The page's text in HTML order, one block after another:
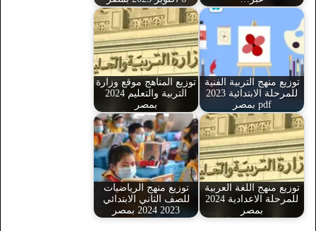
توزيع منهج التربية الفنية
للمرحلة الابتدائية 2023
pdf بمصر
توزيع المناهج موقع وزارة
التربية والتعليم 2024
بمصر
توزيع منهج اللغة العربية
للمرحلة الاعدادية 2024
بمصر
توزيع منهج الرياضيات
للصف الثاني الابتدائي
2023 2024 بمصر